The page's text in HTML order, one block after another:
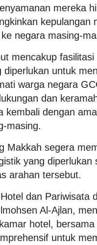
mereka
kepulangan
negara masing-
mencakup fasilitasi
diperlukan untuk
warga negara
dan
kembali dengan
masing.
Makkah segera
yang diperlukan
arahan tersebut.
dan Pariwisata
Al-Ajlan,
hotel, bersama
untuk